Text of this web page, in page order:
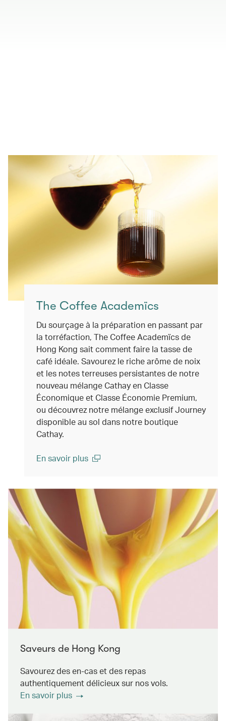
The Coffee Academïcs
Du sourçage à la préparation en passant par
la torréfaction, The Coffee Academïcs de
Hong Kong sait comment faire la tasse de
café idéale. Savourez le riche arôme de noix
et les notes terreuses persistantes de notre
nouveau mélange Cathay en Classe
Économique et Classe Économie Premium,
ou découvrez notre mélange exclusif Journey
disponible au sol dans notre boutique
Cathay.
En savoir plus
Saveurs de Hong Kong
Savourez des en-cas et des repas
authentiquement délicieux sur nos vols.
En savoir plus